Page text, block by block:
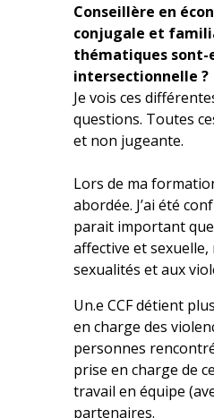
Conseillère en
conjugale et
thématiques sont-
intersectionnelle ?
Je vois ces
questions. Toutes
et non jugeante.
Lors de ma
abordée. J’ai été
parait important que
affective et
sexualités et aux
Un.e CCF détient
en charge des
personnes
prise en charge de
travail en équipe
partenaires.